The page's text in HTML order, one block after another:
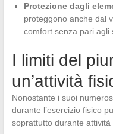
Protezione dagli
proteggono anche dal
comfort senza pari agli
I limiti del
un’attività
Nonostante i suoi
durante l’esercizio fisico
soprattutto durante attività